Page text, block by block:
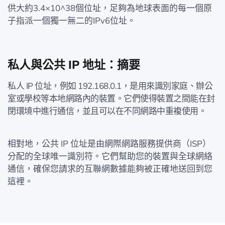
供大約3.4×10^38個位址，足夠為地球表面的每一個原
子指派一個獨一無二的IPv6位址。
私人與公共 IP 地址：摘要
私人 IP 位址，例如 192.168.0.1，是用來識別家庭、辦公
室或學校等本地網路內的裝置。它們使得裝置之間能在封
閉環境中進行通信，並且可以在不同網路中重複使用。
相對地，公共 IP 位址是由網際網路服務提供商（ISP）
分配的全球唯一識別符。它們幫助您的裝置與全球網絡
通信，確保您請求的互聯網數據能夠被正確地送回到您
這裡。